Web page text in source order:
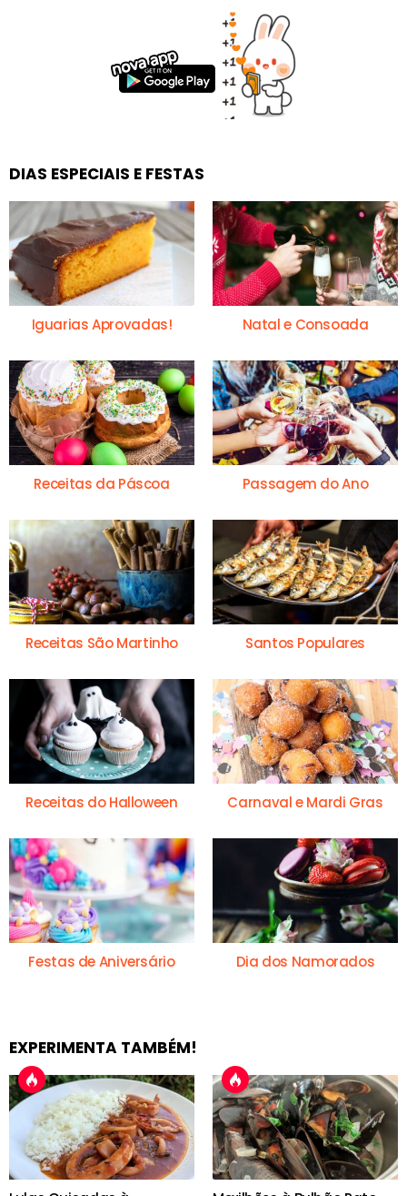
DIAS ESPECIAIS E FESTAS
Iguarias Aprovadas! Natal e Consoada
Receitas da Páscoa Passagem do Ano
Receitas São Martinho Santos Populares
Receitas do Halloween Carnaval e Mardi Gras
Festas de Aniversário Dia dos Namorados
EXPERIMENTA TAMBÉM!